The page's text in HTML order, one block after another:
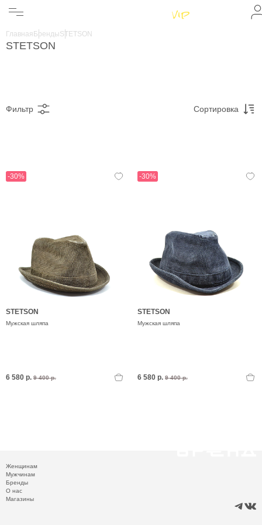
Главная БрендыSTETSON
STETSON
Фильтр Сортировка
-30%
STETSON
Мужская шляпа
6 580 р. 9 400 р.
-30%
STETSON
Мужская шляпа
6 580 р. 9 400 р.
Женщинам
Мужчинам
Бренды
О нас
Магазины